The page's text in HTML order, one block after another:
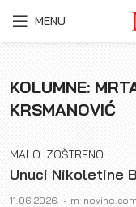
MENU
KOLUMNE:
KRSMANOVIĆ
MALO IZOŠTRENO
Unuci Nikoletine
11.06.2026. Author
m-novine.com